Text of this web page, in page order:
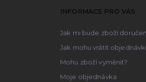
INFORMACE PRO VÁS
Jak mi bude zboží
Jak mohu vrátit
Mohu zboží vyměnit?
Moje objednávka